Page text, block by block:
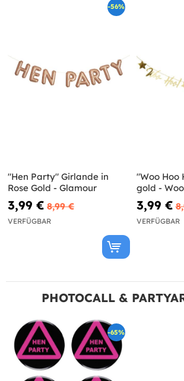
-56%
"Hen Party" Girlande in
Rose Gold - Glamour
3,99 € 8,99 €
VERFÜGBAR
"Woo Hoo
gold -
3,99 €
VERFÜGBAR
PHOTOCALL &
-65%